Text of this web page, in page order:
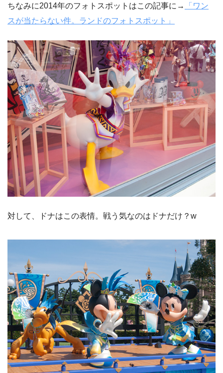
ちなみに2014年のフォトスポットはこの記事に→
「ワン
スが当たらない件。ランドのフォトスポット」
対して、ドナはこの表情。戦う気なのはドナだけ？w